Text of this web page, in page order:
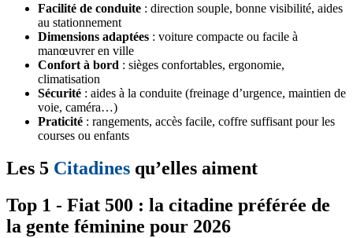
Facilité de conduite : direction souple, bonne visibilité, aides
au stationnement
Dimensions adaptées : voiture compacte ou facile à
manœuvrer en ville
Confort à bord : sièges confortables, ergonomie,
climatisation
Sécurité : aides à la conduite (freinage d’urgence, maintien de
voie, caméra…)
Praticité : rangements, accès facile, coffre suffisant pour les
courses ou enfants
Les 5 Citadines qu’elles aiment
Top 1 - Fiat 500 : la citadine préférée de
la gente féminine pour 2026